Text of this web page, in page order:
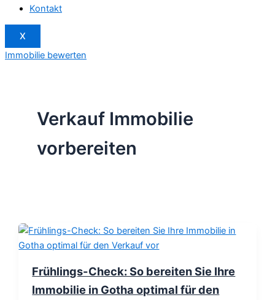
Kontakt
X
Immobilie bewerten
Verkauf Immobilie
vorbereiten
Frühlings-Check: So bereiten Sie Ihre
Immobilie in Gotha optimal für den